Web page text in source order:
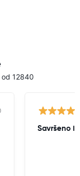
od 12840
Savršeno